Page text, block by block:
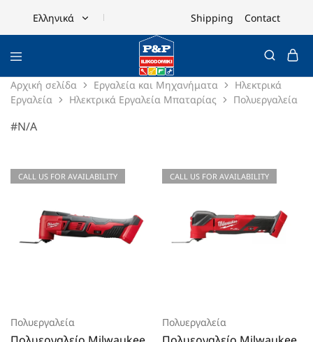
Ελληνικά
English
Shipping Contact
Αρχική σελίδα Εργαλεία και Μηχανήματα
Ηλεκτρικά
Εργαλεία
Ηλεκτρικά Εργαλεία Μπαταρίας Πολυεργαλεία
#N/A
CALL US FOR AVAILABILITY
Πολυεργαλεία
CALL US FOR AVAILABILITY
Πολυεργαλεία